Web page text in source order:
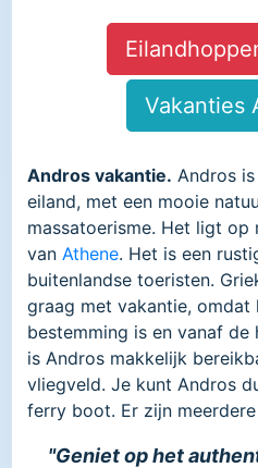
Vakanties
Andros vakantie. Andros
eiland, met een mooie
massatoerisme. Het ligt op
van Athene. Het is een
buitenlandse toeristen.
graag met vakantie,
bestemming is en vanaf de
is Andros makkelijk
vliegveld. Je kunt Andros
ferry boot. Er zijn
"Geniet op het